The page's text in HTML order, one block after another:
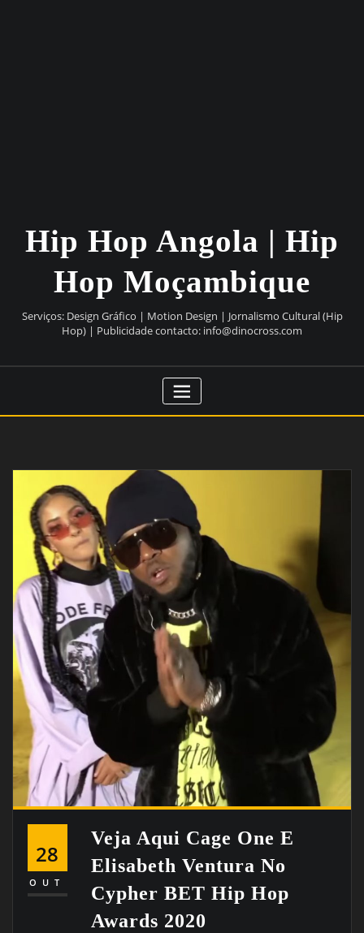
Hip Hop Angola | Hip
Hop Moçambique
Serviços: Design Gráfico | Motion Design | Jornalismo Cultural (Hip
Hop) | Publicidade contacto: info@dinocross.com
28
OUT
Veja Aqui Cage One E
Elisabeth Ventura No
Cypher BET Hip Hop
Awards 2020